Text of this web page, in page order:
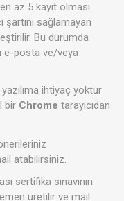
az 5 kayıt olması
şartını sağlamayan
Bu durumda
e-posta ve/veya
ihtiyaç yoktur
bir Chrome tarayıcıdan
atabilirsiniz.
sertifika sınavının
üretilir ve mail